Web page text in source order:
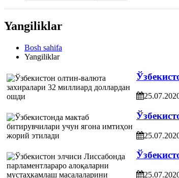
Yangiliklar
Bosh sahifa
Yangiliklar